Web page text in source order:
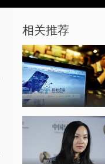
相关推荐